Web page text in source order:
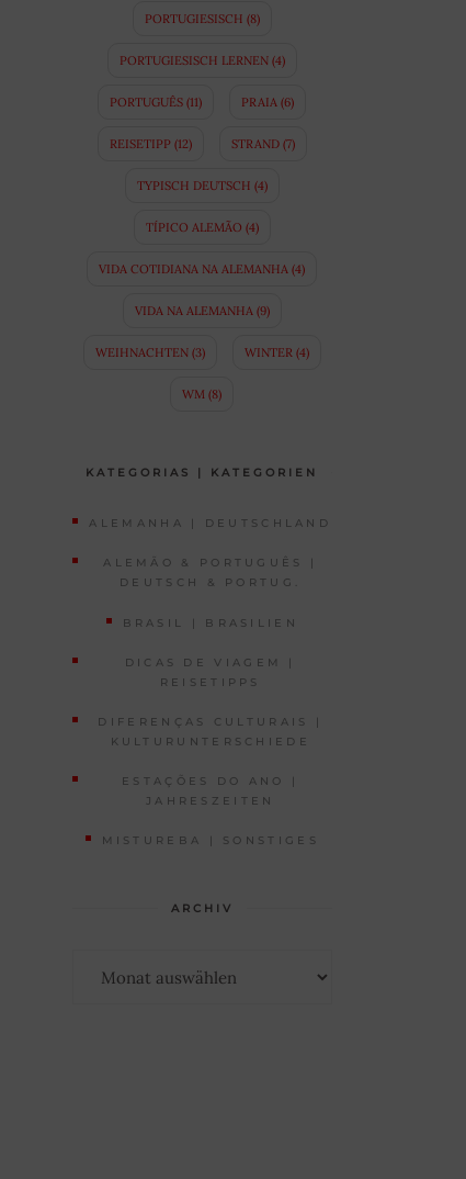
PORTUGIESISCH (8)
PORTUGIESISCH LERNEN(4)
PORTUGUÊS (11) PRAIA (6)
REISETIPP(12) STRAND(7)
TYPISCH DEUTSCH (4)
TÍPICO ALEMÃO (4)
VIDA COTIDIANA NA ALEMANHA (4)
VIDA NA ALEMANHA (9)
WEIHNACHTEN(3) WINTER (4)
WM (8)
KATEGORIAS | KATEGORIEN
ALEMANHA | DEUTSCHLAND
ALEMÃO & PORTUGUÊS |
DEUTSCH & PORTUG.
BRASIL | BRASILIEN
DICAS DE VIAGEM |
REISETIPPS
DIFERENÇAS CULTURAIS |
KULTURUNTERSCHIEDE
ESTAÇÕES DO ANO |
JAHRESZEITEN
MISTUREBA | SONSTIGES
ARCHIV